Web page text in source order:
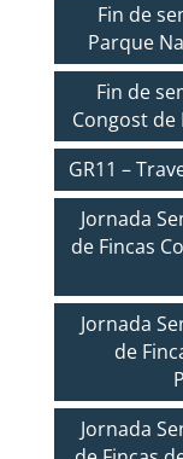
Fin de
Parque
Fin de
Congost de
GR11 –
Jornada
de Fincas
Jornada
de
Jornada